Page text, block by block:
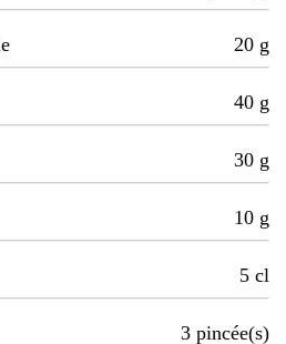
20 g
40 g
30 g
10 g
5 cl
3 pincée(s)